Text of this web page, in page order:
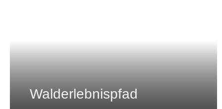
Walderlebnispfad